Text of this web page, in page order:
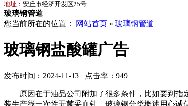
地址： 安丘市经济开发区25号
玻璃钢管道
您当前所在的位置：
网站首页 » 玻璃钢管道
玻璃钢盐酸罐广告
发布时间：2024-11-13 点击率：949
原因在于油品公司附加了很多条件，比如要到指定
装生产线一次性无菌采血针。玻璃钢分类概述用心